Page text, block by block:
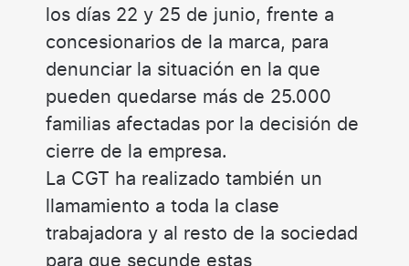
los días 22 y 25 de junio, frente a
concesionarios de la marca, para
denunciar la situación en la que
pueden quedarse más de 25.000
familias afectadas por la decisión de
cierre de la empresa.
La CGT ha realizado también un
llamamiento a toda la clase
trabajadora y al resto de la sociedad
para que secunde estas